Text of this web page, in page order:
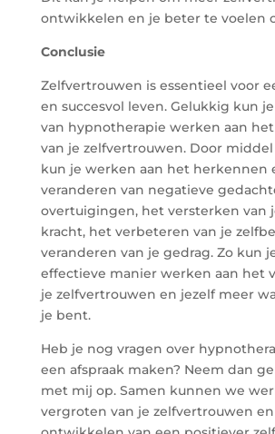
ontwikkelen en je beter te voelen
Conclusie
Zelfvertrouwen is essentieel voor
en succesvol leven. Gelukkig kun
van hypnotherapie werken aan
van je zelfvertrouwen. Door
kun je werken aan het herkennen
veranderen van negatieve
overtuigingen, het versterken van
kracht, het verbeteren van je
veranderen van je gedrag. Zo kun
effectieve manier werken aan het
je zelfvertrouwen en jezelf meer
je bent.
Heb je nog vragen over
een afspraak maken? Neem dan
met mij op. Samen kunnen we
vergroten van je zelfvertrouwen